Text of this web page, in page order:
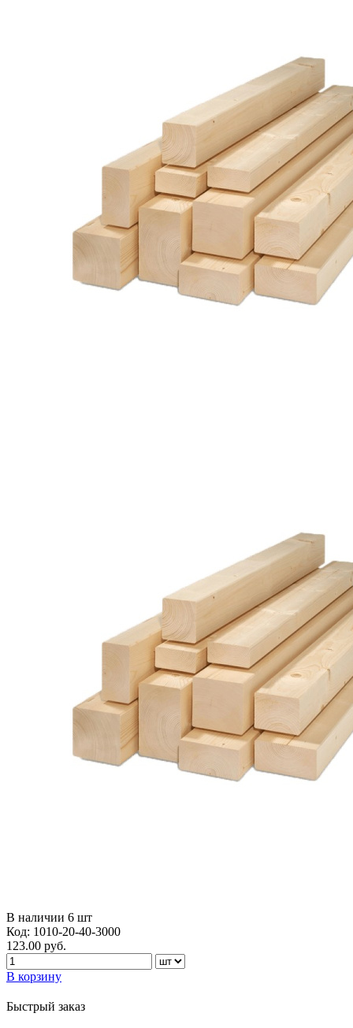
В наличии 6 шт
Код: 1010-20-40-3000
123.00 руб.
В корзину
Быстрый заказ